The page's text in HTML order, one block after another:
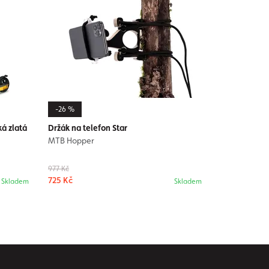
zlatá
Skladem
-26 %
Držák na telefon Star
MTB Hopper
977 Kč
725 Kč Skladem